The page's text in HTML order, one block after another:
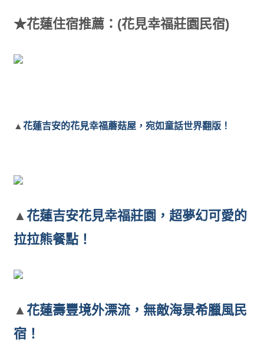
★花蓮住宿推薦：(花見幸福莊園民宿)
▲ 花蓮吉安的花見幸福蘑菇屋，宛如童話世界翻版！
▲ 花蓮吉安花見幸福莊園，超夢幻可愛的
拉拉熊餐點！
▲ 花蓮壽豐境外漂流，無敵海景希臘風民
宿！